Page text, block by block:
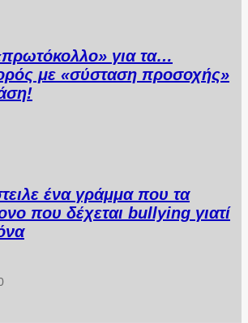
για τα…
με «σύσταση προσοχής»
ένα γράμμα που τα
που δέχεται bullying γιατί